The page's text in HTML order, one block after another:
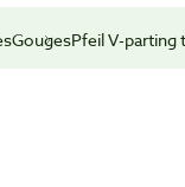
GougesPfeil V-parting